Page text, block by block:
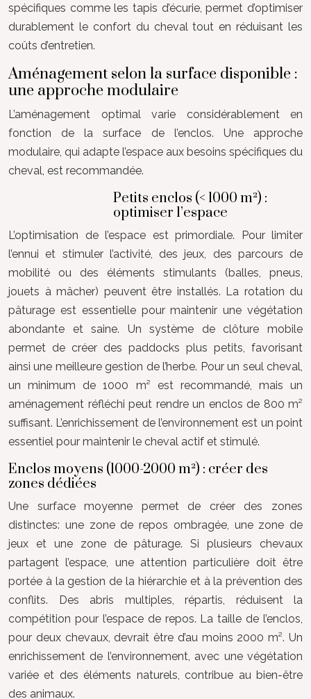
spécifiques comme les tapis d’écurie, permet d’optimiser
durablement le confort du cheval tout en réduisant les
coûts d’entretien.
Aménagement selon la surface disponible :
une approche modulaire
L’aménagement optimal varie considérablement en
fonction de la surface de l’enclos. Une approche
modulaire, qui adapte l’espace aux besoins spécifiques du
cheval, est recommandée.
Petits enclos (< 1000 m²) :
optimiser l’espace
L’optimisation de l’espace est primordiale. Pour limiter
l’ennui et stimuler l’activité, des jeux, des parcours de
mobilité ou des éléments stimulants (balles, pneus,
jouets à mâcher) peuvent être installés. La rotation du
pâturage est essentielle pour maintenir une végétation
abondante et saine. Un système de clôture mobile
permet de créer des paddocks plus petits, favorisant
ainsi une meilleure gestion de l’herbe. Pour un seul cheval,
un minimum de 1000 m² est recommandé, mais un
aménagement réfléchi peut rendre un enclos de 800 m²
suffisant. L’enrichissement de l’environnement est un point
essentiel pour maintenir le cheval actif et stimulé.
Enclos moyens (1000-2000 m²) : créer des
zones dédiées
Une surface moyenne permet de créer des zones
distinctes: une zone de repos ombragée, une zone de
jeux et une zone de pâturage. Si plusieurs chevaux
partagent l’espace, une attention particulière doit être
portée à la gestion de la hiérarchie et à la prévention des
conflits. Des abris multiples, répartis, réduisent la
compétition pour l’espace de repos. La taille de l’enclos,
pour deux chevaux, devrait être d’au moins 2000 m². Un
enrichissement de l’environnement, avec une végétation
variée et des éléments naturels, contribue au bien-être
des animaux.